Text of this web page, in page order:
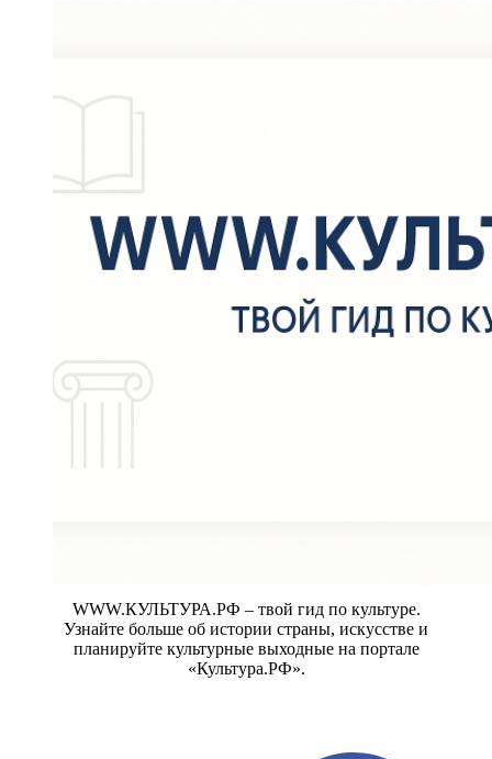
WWW.КУЛЬТУРА.РФ – твой гид по культуре.
Узнайте больше об истории страны, искусстве и
планируйте культурные выходные на портале
«Культура.РФ».